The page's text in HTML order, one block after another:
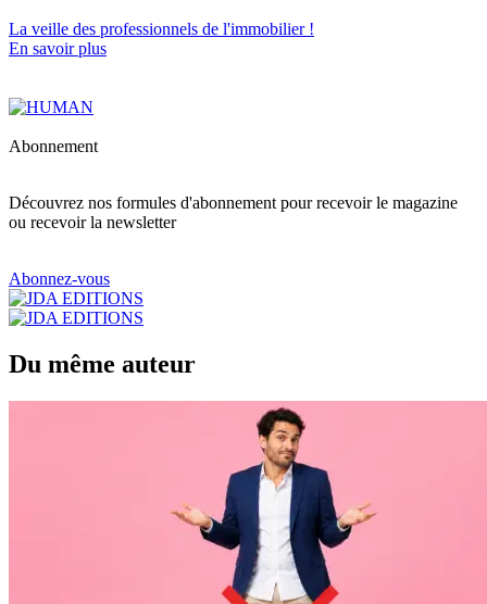
La veille des professionnels de l'immobilier!
En savoir plus
Abonnement
Découvrez nos formules d'abonnement pour recevoir le magazine
ou recevoir la newsletter
Abonnez-vous
Du même auteur